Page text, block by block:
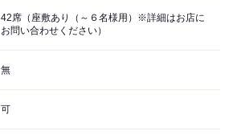
42席（座敷あり（～６名様用）※詳細はお店に
お問い合わせください）
無
可